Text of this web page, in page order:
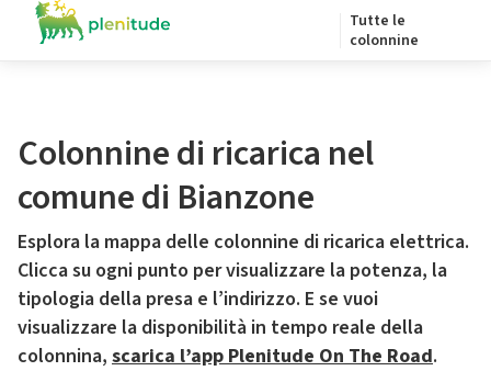
Tutte le
colonnine
Colonnine di ricarica nel
comune di Bianzone
Esplora la mappa delle colonnine di ricarica elettrica.
Clicca su ogni punto per visualizzare la potenza, la
tipologia della presa e l’indirizzo. E se vuoi
visualizzare la disponibilità in tempo reale della
colonnina, scarica l’app Plenitude On The Road.